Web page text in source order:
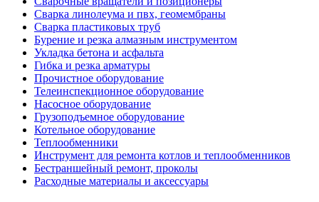
Сварка линолеума и пвх, геомембраны
Сварка пластиковых труб
Бурение и резка алмазным инструментом
Укладка бетона и асфальта
Гибка и резка арматуры
Прочистное оборудование
Телеинспекционное оборудование
Насосное оборудование
Грузоподъемное оборудование
Котельное оборудование
Теплообменники
Инструмент для ремонта котлов и теплообменников
Бестраншейный ремонт, проколы
Расходные материалы и аксессуары